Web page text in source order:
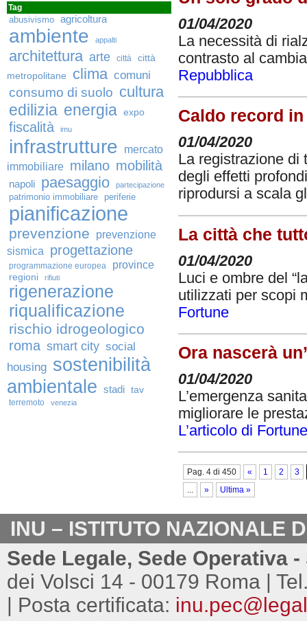
Tag
abusivismo agricoltura
ambiente appalti
architettura arte città
città
metropolitane
clima comuni
consumo di suolo cultura
edilizia energia expo
fiscalità imu
infrastrutture
mercato
immobiliare milano mobilità
napoli paesaggio partecipazione
patrimonio immobiliare periferie
pianificazione
prevenzione
prevenzione
sismica
progettazione
programmazione europea province
regioni rifiuti
rigenerazione
riqualificazione
rischio idrogeologico
roma smart city social
housing sostenibilità
ambientale stadi tav
terremoto venezia
01/04/2020
La necessità di
contrasto al
Repubblica
Caldo record
01/04/2020
La registrazione di
degli effetti
riprodursi a scala
La città che
01/04/2020
Luci e ombre del
utilizzati per scopi
Fortune
Ora nascerà
01/04/2020
L’emergenza
migliorare le
L’articolo di Fortune
Pag. 4 di 450 « 1 2
3
...
» Ultima »
INU – ISTITUTO NAZIONALE
Sede Legale, Sede Operativa
dei Volsci 14 - 00179 Roma |
| Posta certificata: